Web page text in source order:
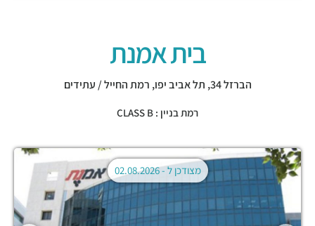
בית אמנת
הברזל 34, תל אביב יפו, רמת החייל / עתידים
רמת בניין : CLASS B
מצודכן ל -02.08.2026